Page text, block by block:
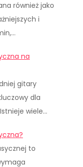
również jako
i
na
gitary
dla
wiele…
to